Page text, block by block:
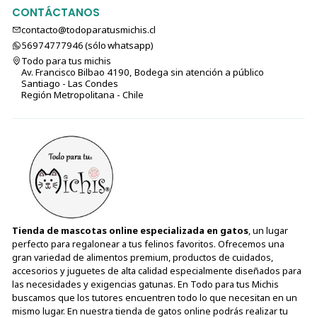
CONTÁCTANOS
contacto@todoparatusmichis.cl
56974777946 (sólo⁣⁣⁣⁣⁣​​​​​​​​​​​​​​​ whatsapp)
Todo para tus michis
Av. Francisco Bilbao 4190, Bodega sin atención a público
Santiago - Las Condes
Región Metropolitana - Chile
Tienda de mascotas online especializada en gatos, un lugar
perfecto para regalonear a tus felinos favoritos. Ofrecemos una
gran variedad de alimentos premium, productos de cuidados,
accesorios y juguetes de alta calidad especialmente diseñados para
las necesidades y exigencias gatunas. En Todo para tus Michis
buscamos que los tutores encuentren todo lo que necesitan en un
mismo lugar. En nuestra tienda de gatos online podrás realizar tu